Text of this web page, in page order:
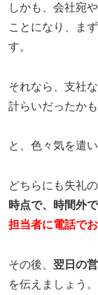
しかも、会社宛
ことになり、ま
す。
それなら、支社
計らいだったか
と、色々気を遣い
どちらにも失礼
時点で、時間外
担当者に電話で
その後、 翌日の
を伝えましょう。